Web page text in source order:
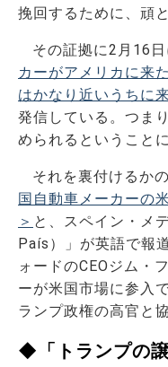
挽回するために、頑
その証拠に2月16
カーがアメリカに来
はかなり近いうちに
発信している。つま
められるということに
それを裏付けるか
国自動車メーカーの
＞ と、スペイン・メ
País）」が英語で報
ォードのCEOジム・
ーが米国市場に参入
ランプ政権の高官と
◆「トランプの